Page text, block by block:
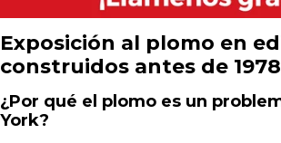
Exposición al plomo en
construidos antes de 1978
¿Por qué el plomo es un
York?